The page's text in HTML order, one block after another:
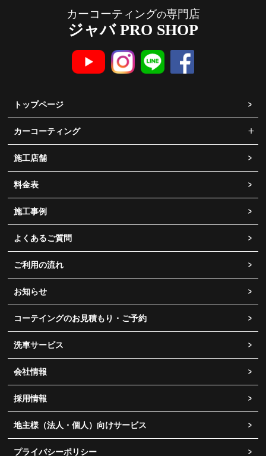
カーコーティングの専門店
ジャバ PRO SHOP
トップページ
カーコーティング
施工店舗
料金表
施工事例
よくあるご質問
ご利用の流れ
お知らせ
コーテイングのお見積もり・ご予約
洗車サービス
会社情報
採用情報
地主様（法人・個人）向けサービス
プライバシーポリシー